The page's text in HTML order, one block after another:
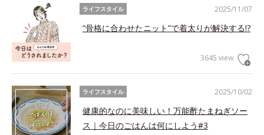
2025/11/07
ライフスタイル
“骨格に合わせたニット”で着太りが解決する!?
3645 view
2025/10/02
ライフスタイル
健康的なのに美味しい！万能酢たまねぎソー
ス｜今日のごはんは何にしよう#3